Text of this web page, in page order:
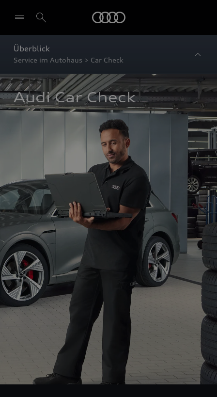
Überblick
Service im Autohaus > Car Check
Audi Car Check